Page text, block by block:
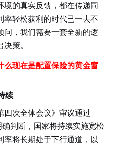
境的真实反馈，都在传递同
率轻松获利的时代已一去不
问，我们需要一套全新的逻
策。
现在是配置保险的黄金窗
续
四次全体会议》审议通过
判断，国家将持续实施宽松
率将长期处于下行通道，以